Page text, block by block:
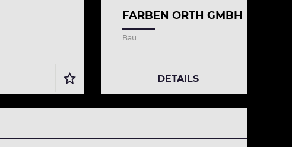
FARBEN ORTH GMBH
Bau
DETAILS